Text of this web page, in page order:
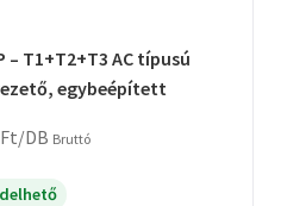
– T1+T2+T3 AC típusú
egybeépített
Ft/DB Bruttó